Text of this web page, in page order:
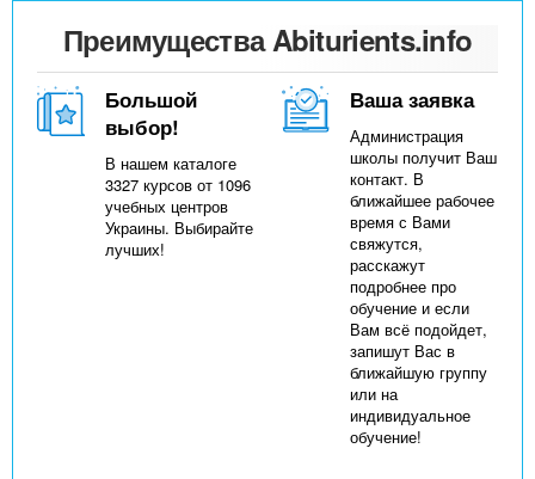
Преимущества Abiturients.info
Большой
выбор!
В нашем каталоге
3327 курсов от 1096
учебных центров
Украины. Выбирайте
лучших!
Ваша заявка
Администрация
школы получит Ваш
контакт. В
ближайшее рабочее
время с Вами
свяжутся,
расскажут
подробнее про
обучение и если
Вам всё подойдет,
запишут Вас в
ближайшую группу
или на
индивидуальное
обучение!